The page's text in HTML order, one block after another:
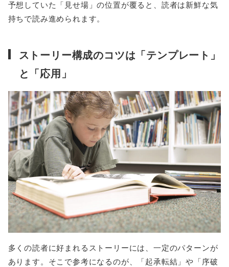
予想していた「見せ場」の位置が覆ると、読者は新鮮な気
持ちで読み進められます。
ストーリー構成のコツは「テンプレート」
と「応用」
多くの読者に好まれるストーリーには、一定のパターンが
あります。そこで参考になるのが、「起承転結」や「序破